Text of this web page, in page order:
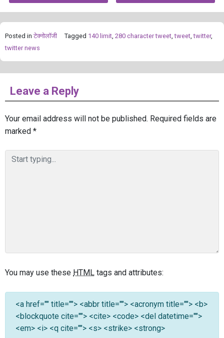
Posted in टेक्नोलॉजी Tagged 140 limit 280 character tweet ,tweet ,twitter,
twitter news
Leave a Reply
Your email address will not be published. Required fields are
marked *
You may use these HTML tags and attributes:
<a href="" title=""> <abbr title=""> <acronym title=""> <b>
<blockquote cite=""> <cite> <code> <del datetime="">
<em> <i> <q cite=""> <s> <strike> <strong>